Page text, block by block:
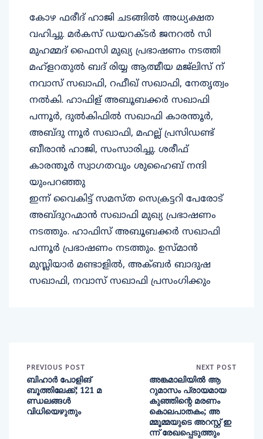
കോഴ ഫരീദ് ഹാജി ചടങ്ങിൽ അധ്യക്ഷത
വഹിച്ചു. മർകസ് ഡയറക്ടർ ജനറൽ സി
മുഹമ്മദ് ഫൈസി മുഖ്യ പ്രഭാഷണം നടത്തി
മഹ്ളറതുൽ ബദ് രിയ്യ ആത്മീയ മജ്‌ലിസ് ന്
നവാസ് സഖാഫി, റഫീഖ് സഖാഫി, നേതൃത്വം
നൽകി. ഹാഫിള് അബൂബക്കർ സഖാഫി
പന്നൂർ, ദുൽകിഫിൽ സഖാഫി കാരന്തൂർ,
അബ്ദു ന്നൂർ സഖാഫി, മഹല്ല് പ്രസിഡണ്ട്
ബീരാൻ ഹാജി, സംസാരിച്ചു. ശരീഫ്
കാരന്തൂർ സ്വാഗതവും ശുഹൈബ് നന്ദി
യുംപറഞ്ഞു
ഇന്ന് വൈകിട്ട് സമസ്ത സെക്രട്ടറി പേരോട്
അബ്ദുറഹ്മാൻ സഖാഫി മുഖ്യ പ്രഭാഷണം
നടത്തും. ഹാഫിസ് അബൂബക്കർ സഖാഫി
പന്നൂർ പ്രഭാഷണം നടത്തും. ഉസ്മാൻ
മുസ്ലിയാർ മണ്ടാളിൽ, അക്ബർ ബാദുഷ
സഖാഫി, നവാസ് സഖാഫി പ്രസംഗിക്കും
PREVIOUS POST
ബിഹാര്‍ പോളിങ്
ബൂത്തിലേക്ക്; 121 മ
ണ്ഡലങ്ങള്‍
വിധിയെഴുതും
NEXT POST
അങ്കമാലിയിൽ ആ
റുമാസം പ്രായമായ
കുഞ്ഞിന്റെ മരണം
കൊലപാതകം; അ
മ്മൂമ്മയുടെ അറസ്റ്റ് ഇ
ന്ന് രേഖപ്പെടുത്തും